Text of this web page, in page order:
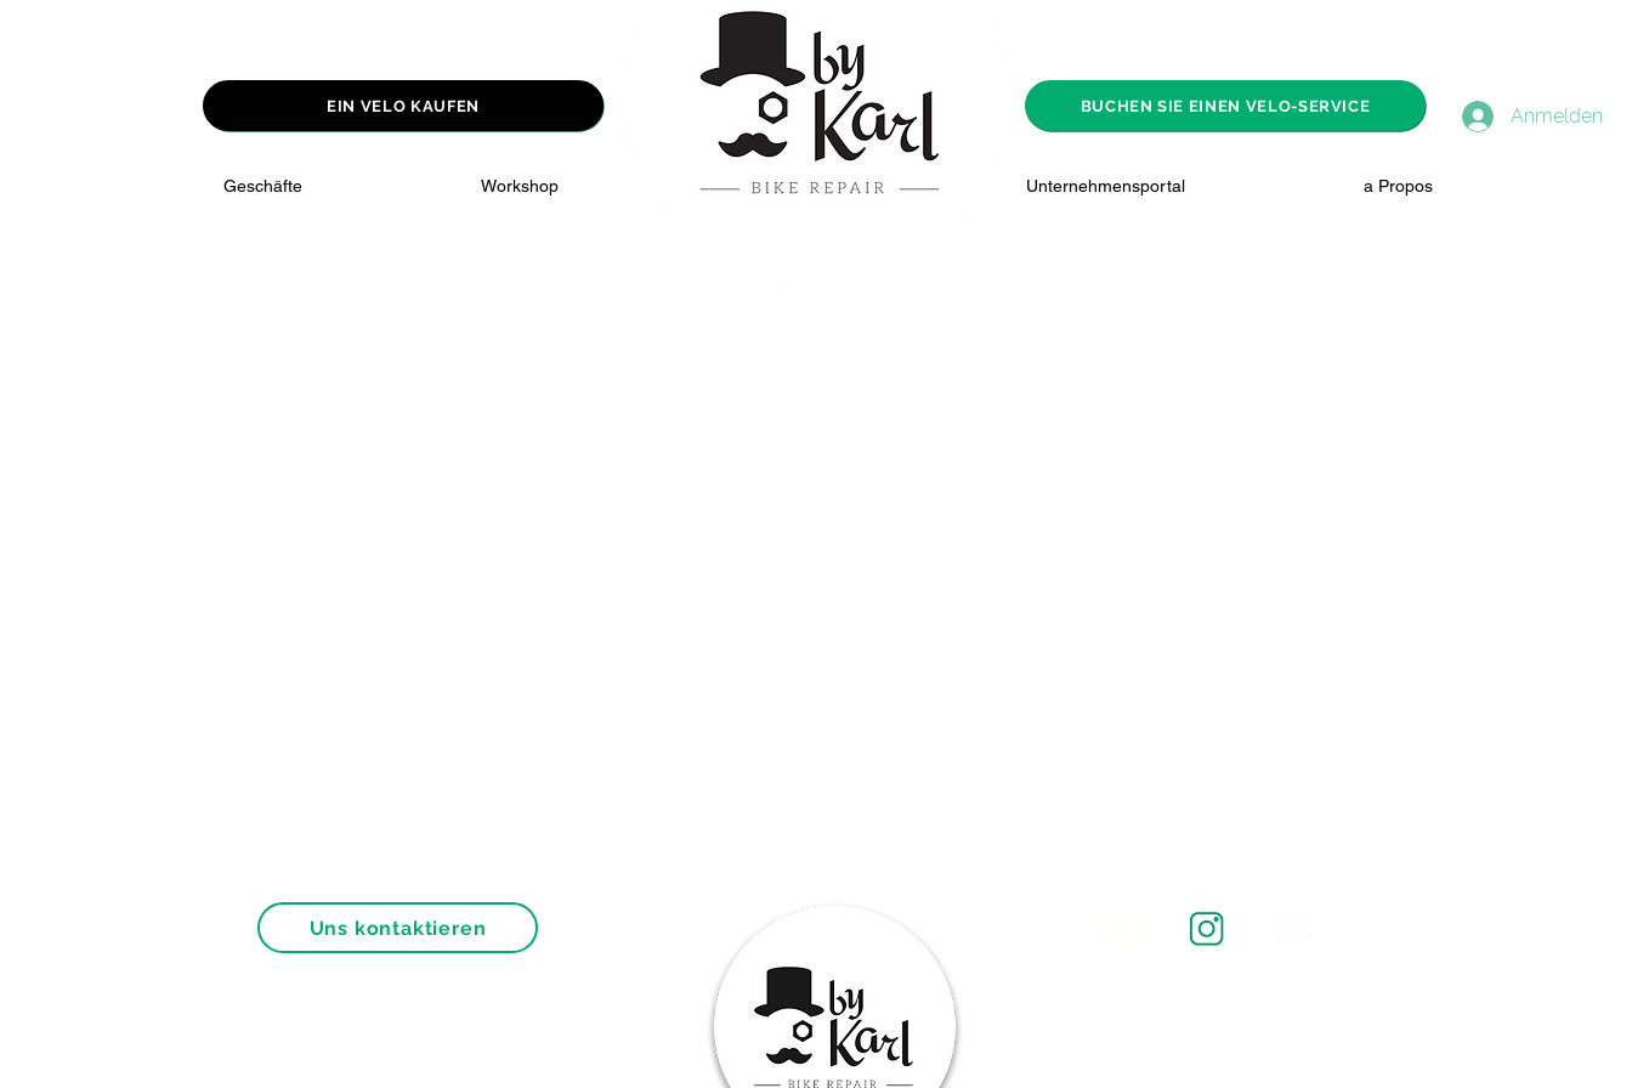
Anmelden
EIN VELO KAUFEN BUCHEN SIE EINEN VELO-SERVICE
Geschäfte Workshop Nouvelle page Unternehmensportal a Propos
Uns kontaktieren